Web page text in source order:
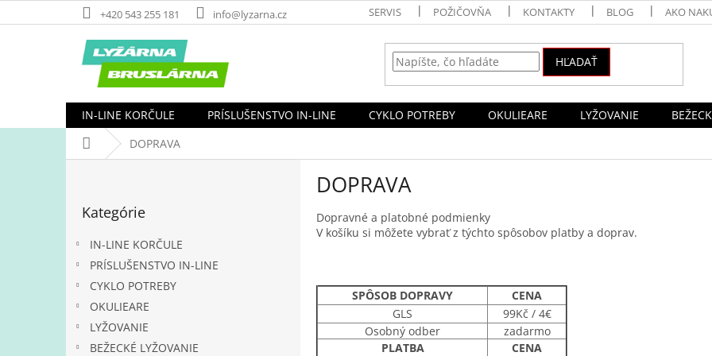
na
+420 543 255 181 info@lyzarna.cz SERVIS POŽIČOVŇA KONTAKTY BLOG AKO
HĽADAŤ
IN-LINE KORČULE PRÍSLUŠENSTVO IN-LINE CYKLO POTREBY OKULIEARE LYŽOVANIE
DomovDOPRAVA
kategórie
Kategórie
IN-LINE KORČULE
PRÍSLUŠENSTVO IN-LINE
CYKLO POTREBY
OKULIEARE
LYŽOVANIE
BEŽECKÉ LYŽOVANIE
DOPRAVA
Dopravné a platobné podmienky
V košíku si môžete vybrať z týchto spôsobov platby a doprav.
SPÔSOB DOPRAVY
CENA
GLS
99Kč / 4€
Osobný odber
zadarmo
PLATBA
CENA